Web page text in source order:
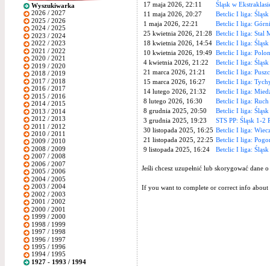
Wyszukiwarka
2026 / 2027
2025 / 2026
2024 / 2025
2023 / 2024
2022 / 2023
2021 / 2022
2020 / 2021
2019 / 2020
2018 / 2019
2017 / 2018
2016 / 2017
2015 / 2016
2014 / 2015
2013 / 2014
2012 / 2013
2011 / 2012
2010 / 2011
2009 / 2010
2008 / 2009
2007 / 2008
2006 / 2007
2005 / 2006
2004 / 2005
2003 / 2004
2002 / 2003
2001 / 2002
2000 / 2001
1999 / 2000
1998 / 1999
1997 / 1998
1996 / 1997
1995 / 1996
1994 / 1995
1927 - 1993 / 1994
17 maja 2026, 22:11
Śląsk w
11 maja 2026, 20:27
Betclic I liga:
1 maja 2026, 22:21
Betclic I liga:
25 kwietnia 2026, 21:28 Betclic I liga: Stal
18 kwietnia 2026, 14:54 Betclic I liga:
10 kwietnia 2026, 19:49 Betclic I liga:
4 kwietnia 2026, 21:22
Betclic I liga:
21 marca 2026, 21:21
Betclic I liga:
15 marca 2026, 16:27
Betclic I liga:
14 lutego 2026, 21:32
Betclic I liga:
8 lutego 2026, 16:30
Betclic I liga: Ruch
8 grudnia 2025, 20:50
Betclic I liga:
3 grudnia 2025, 19:23
STS PP: Śląsk 1-2
30 listopada 2025, 16:25 Betclic I liga:
21 listopada 2025, 22:25 Betclic I liga:
9 listopada 2025, 16:24
Betclic I liga:
Jeśli chcesz uzupełnić lub skorygować
If you want to complete or correct info